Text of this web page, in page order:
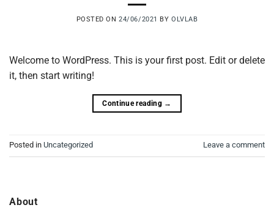
POSTED ON24/06/2021 BYOLVLAB
Welcome to WordPress. This is your first post. Edit or delete
it, then start writing!
Continue reading →
Posted in Uncategorized Leave a comment
About